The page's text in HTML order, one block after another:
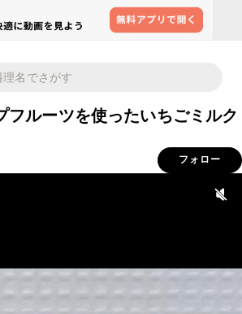
フルーツを使ったいちごミルク
フォロー